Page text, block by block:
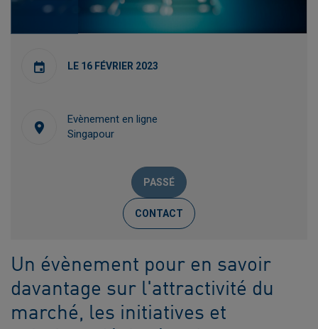
LE 16 FÉVRIER 2023
Evènement en ligne
Singapour
PASSÉ
CONTACT
Un évènement pour en savoir
davantage sur l'attractivité du
marché, les initiatives et